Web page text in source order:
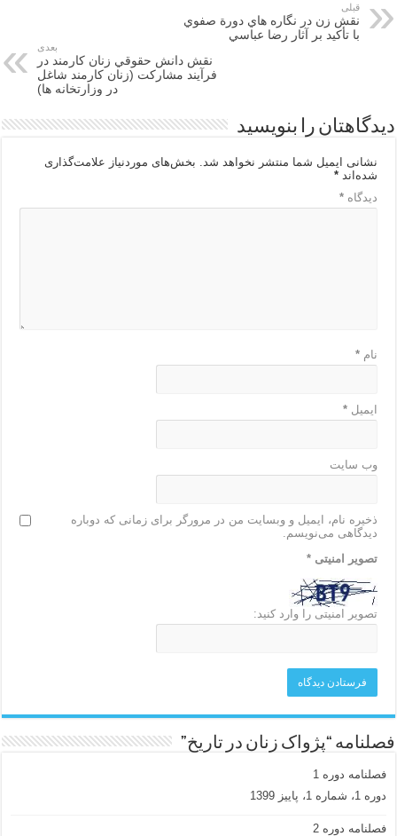
قبلی
نقش زن در نگاره هاي دورة صفوي
با تأكيد بر آثار رضا عباسي
بعدی
نقش دانش حقوقي زنان كارمند در
فرآيند مشاركت (زنان كارمند شاغل
در وزارتخانه ها)
دیدگاهتان را بنویسید
نشانی ایمیل شما منتشر نخواهد شد.
بخش‌های موردنیاز علامت‌گذاری
شده‌اند*
دیدگاه*
نام*
ایمیل*
وب‌ سایت
ذخیره نام، ایمیل و وبسایت من در مرورگر برای زمانی که دوباره
دیدگاهی می‌نویسم.
تصویر امنیتی*
تصویر امنیتی را وارد کنید:
فصلنامه “پژواک زنان در تاریخ”
فصلنامه دوره 1
دوره 1، شماره 1، پاییز 1399
فصلنامه دوره 2